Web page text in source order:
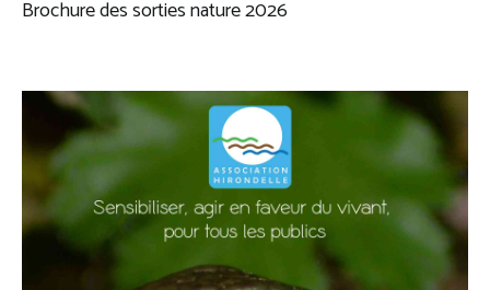
Brochure des sorties nature 2026